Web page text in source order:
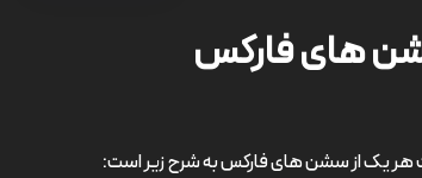
های فارکس
یک از سشن های فارکس به شرح زیر است: